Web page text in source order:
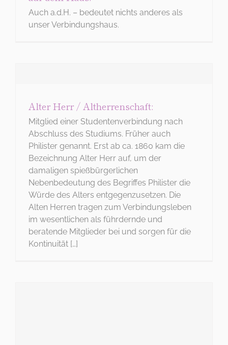
Tel: 06221 26 517
WIE BITTE?
Auch a.d.H. – bedeutet nichts anderes als
unser Verbindungshaus.
Alter Herr / Altherrenschaft:
Mitglied einer Studentenverbindung nach
Abschluss des Studiums. Früher auch
Philister genannt. Erst ab ca. 1860 kam die
Bezeichnung Alter Herr auf, um der
damaligen spießbürgerlichen
Nebenbedeutung des Begriffes Philister die
Würde des Alters entgegenzusetzen. Die
Alten Herren tragen zum Verbindungsleben
im wesentlichen als führdernde und
beratende Mitglieder bei und sorgen für die
Kontinuität […]